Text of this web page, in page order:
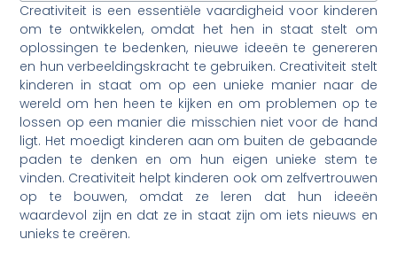
Creativiteit is een essentiële vaardigheid voor kinderen
om te ontwikkelen, omdat het hen in staat stelt om
oplossingen te bedenken, nieuwe ideeën te genereren
en hun verbeeldingskracht te gebruiken. Creativiteit stelt
kinderen in staat om op een unieke manier naar de
wereld om hen heen te kijken en om problemen op te
lossen op een manier die misschien niet voor de hand
ligt. Het moedigt kinderen aan om buiten de gebaande
paden te denken en om hun eigen unieke stem te
vinden. Creativiteit helpt kinderen ook om zelfvertrouwen
op te bouwen, omdat ze leren dat hun ideeën
waardevol zijn en dat ze in staat zijn om iets nieuws en
unieks te creëren.